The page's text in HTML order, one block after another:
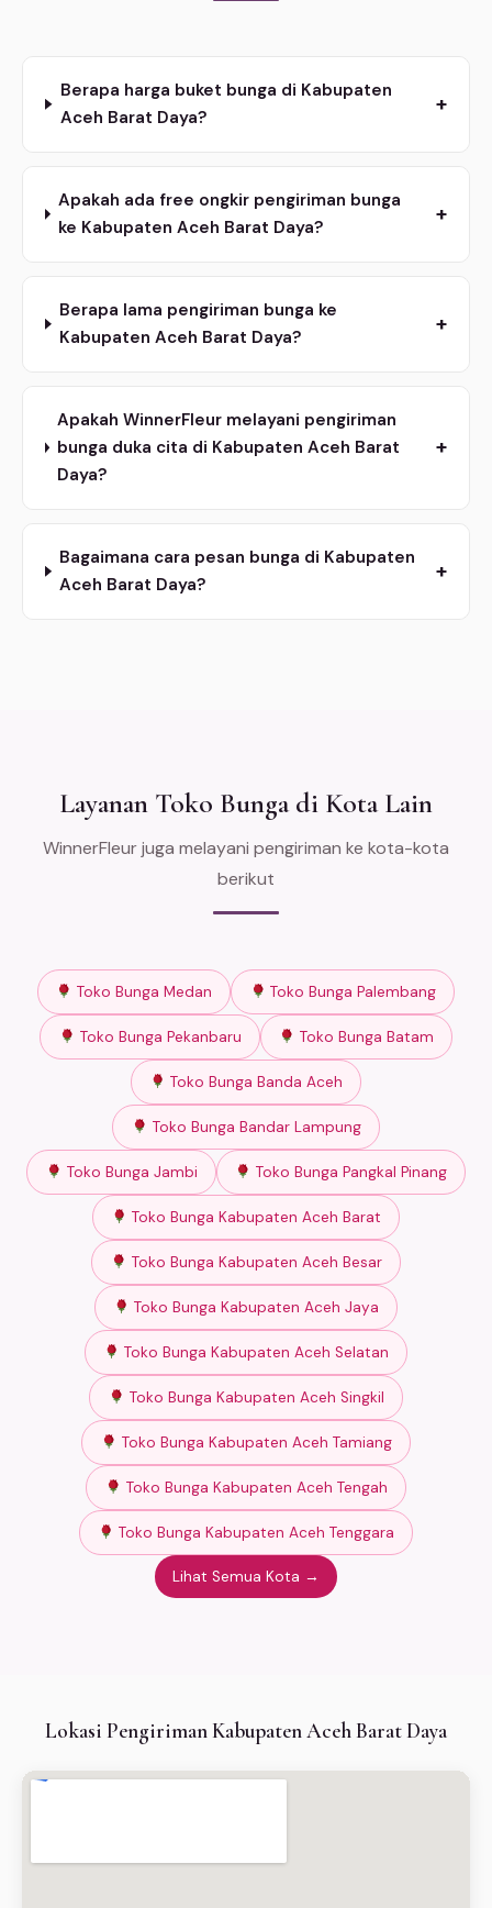
Berapa harga buket bunga di Kabupaten
Aceh Barat Daya?
+
Apakah ada free ongkir pengiriman bunga
ke Kabupaten Aceh Barat Daya?
+
Berapa lama pengiriman bunga ke
Kabupaten Aceh Barat Daya?
+
Apakah WinnerFleur melayani pengiriman
bunga duka cita di Kabupaten Aceh Barat
Daya?
+
Bagaimana cara pesan bunga di Kabupaten
Aceh Barat Daya?
+
Layanan Toko Bunga di Kota Lain
WinnerFleur juga melayani pengiriman ke kota-kota
berikut
Toko Bunga Medan Toko Bunga Palembang
Toko Bunga Pekanbaru Toko Bunga Batam
Toko Bunga Banda Aceh
Toko Bunga Bandar Lampung
Toko Bunga Jambi Toko Bunga Pangkal Pinang
Toko Bunga Kabupaten Aceh Barat
Toko Bunga Kabupaten Aceh Besar
Toko Bunga Kabupaten Aceh Jaya
Toko Bunga Kabupaten Aceh Selatan
Toko Bunga Kabupaten Aceh Singkil
Toko Bunga Kabupaten Aceh Tamiang
Toko Bunga Kabupaten Aceh Tengah
Toko Bunga Kabupaten Aceh Tenggara
Lihat Semua Kota →
Lokasi Pengiriman Kabupaten Aceh Barat Daya